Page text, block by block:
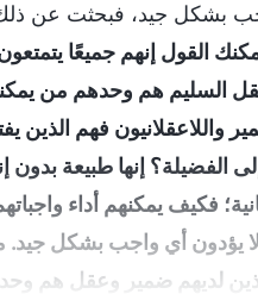
بشكل جيد، فبحثت عن
القول إنهم جميعًا
السليم هم وحدهم من
واللاعقلانيون فهم الذين
الفضيلة؟ إنها طبيعة
فكيف يمكنهم أداء
لا يؤدون أي واجب بشكل جيد.
لديهم ضمير وعقل هم